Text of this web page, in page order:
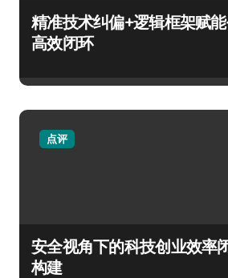
精准技术纠偏+逻辑框架赋
高效闭环
点评
安全视角下的科技创业效率
构建